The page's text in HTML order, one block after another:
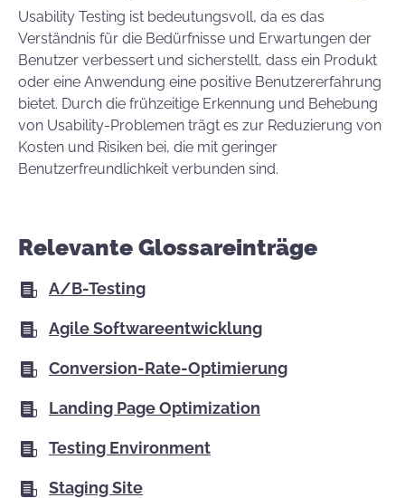
Usability Testing ist bedeutungsvoll, da es das
Verständnis für die Bedürfnisse und Erwartungen der
Benutzer verbessert und sicherstellt, dass ein Produkt
oder eine Anwendung eine positive Benutzererfahrung
bietet. Durch die frühzeitige Erkennung und Behebung
von Usability-Problemen trägt es zur Reduzierung von
Kosten und Risiken bei, die mit geringer
Benutzerfreundlichkeit verbunden sind.
Relevante Glossareinträge
A/B-Testing
Agile Softwareentwicklung
Conversion-Rate-Optimierung
Landing Page Optimization
Testing Environment
Staging Site